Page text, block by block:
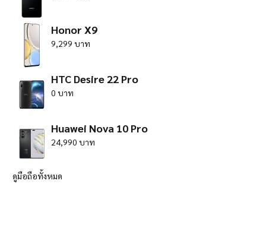
Honor X9
9,299 บาท
HTC Desire 22 Pro
0 บาท
Huawei Nova 10 Pro
24,990 บาท
ดูมือถือทั้งหมด